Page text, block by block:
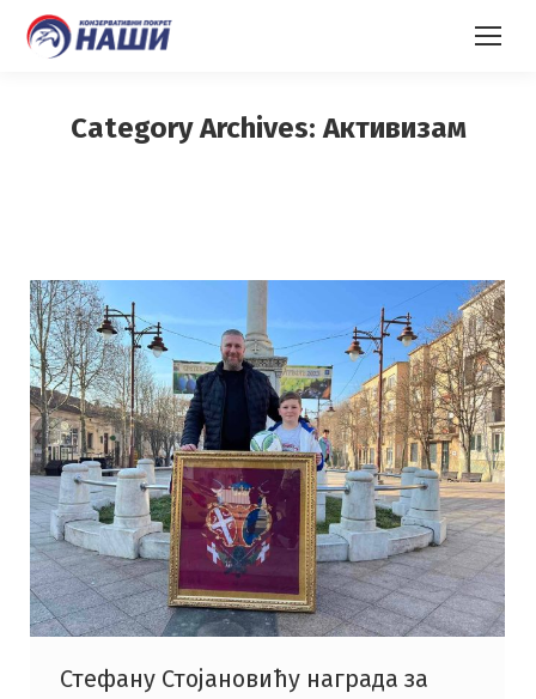
Category Archives:Активизам
Стефану Стојановићу награда за